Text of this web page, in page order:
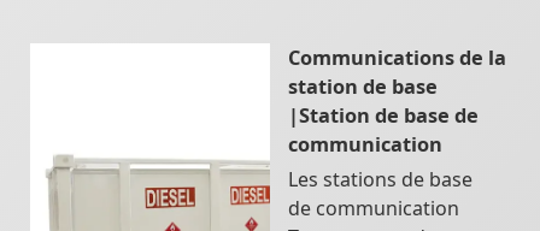
Communications de la
station de base
|Station de base de
communication
Les stations de base
de communication